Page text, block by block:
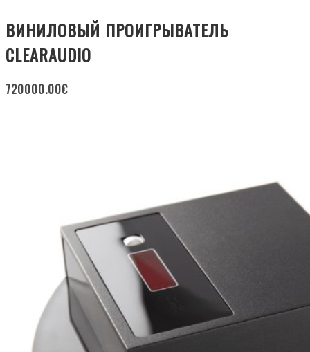
ВИНИЛОВЫЙ ПРОИГРЫВАТЕЛЬ
CLEARAUDIO
720000.00€